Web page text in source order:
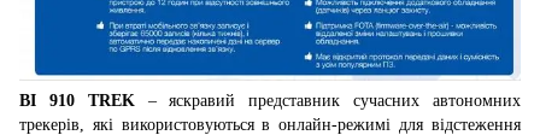
BI 910 TREK – яскравий представник сучасних автономних
трекерів, які використовуються в онлайн-режимі для відстеження